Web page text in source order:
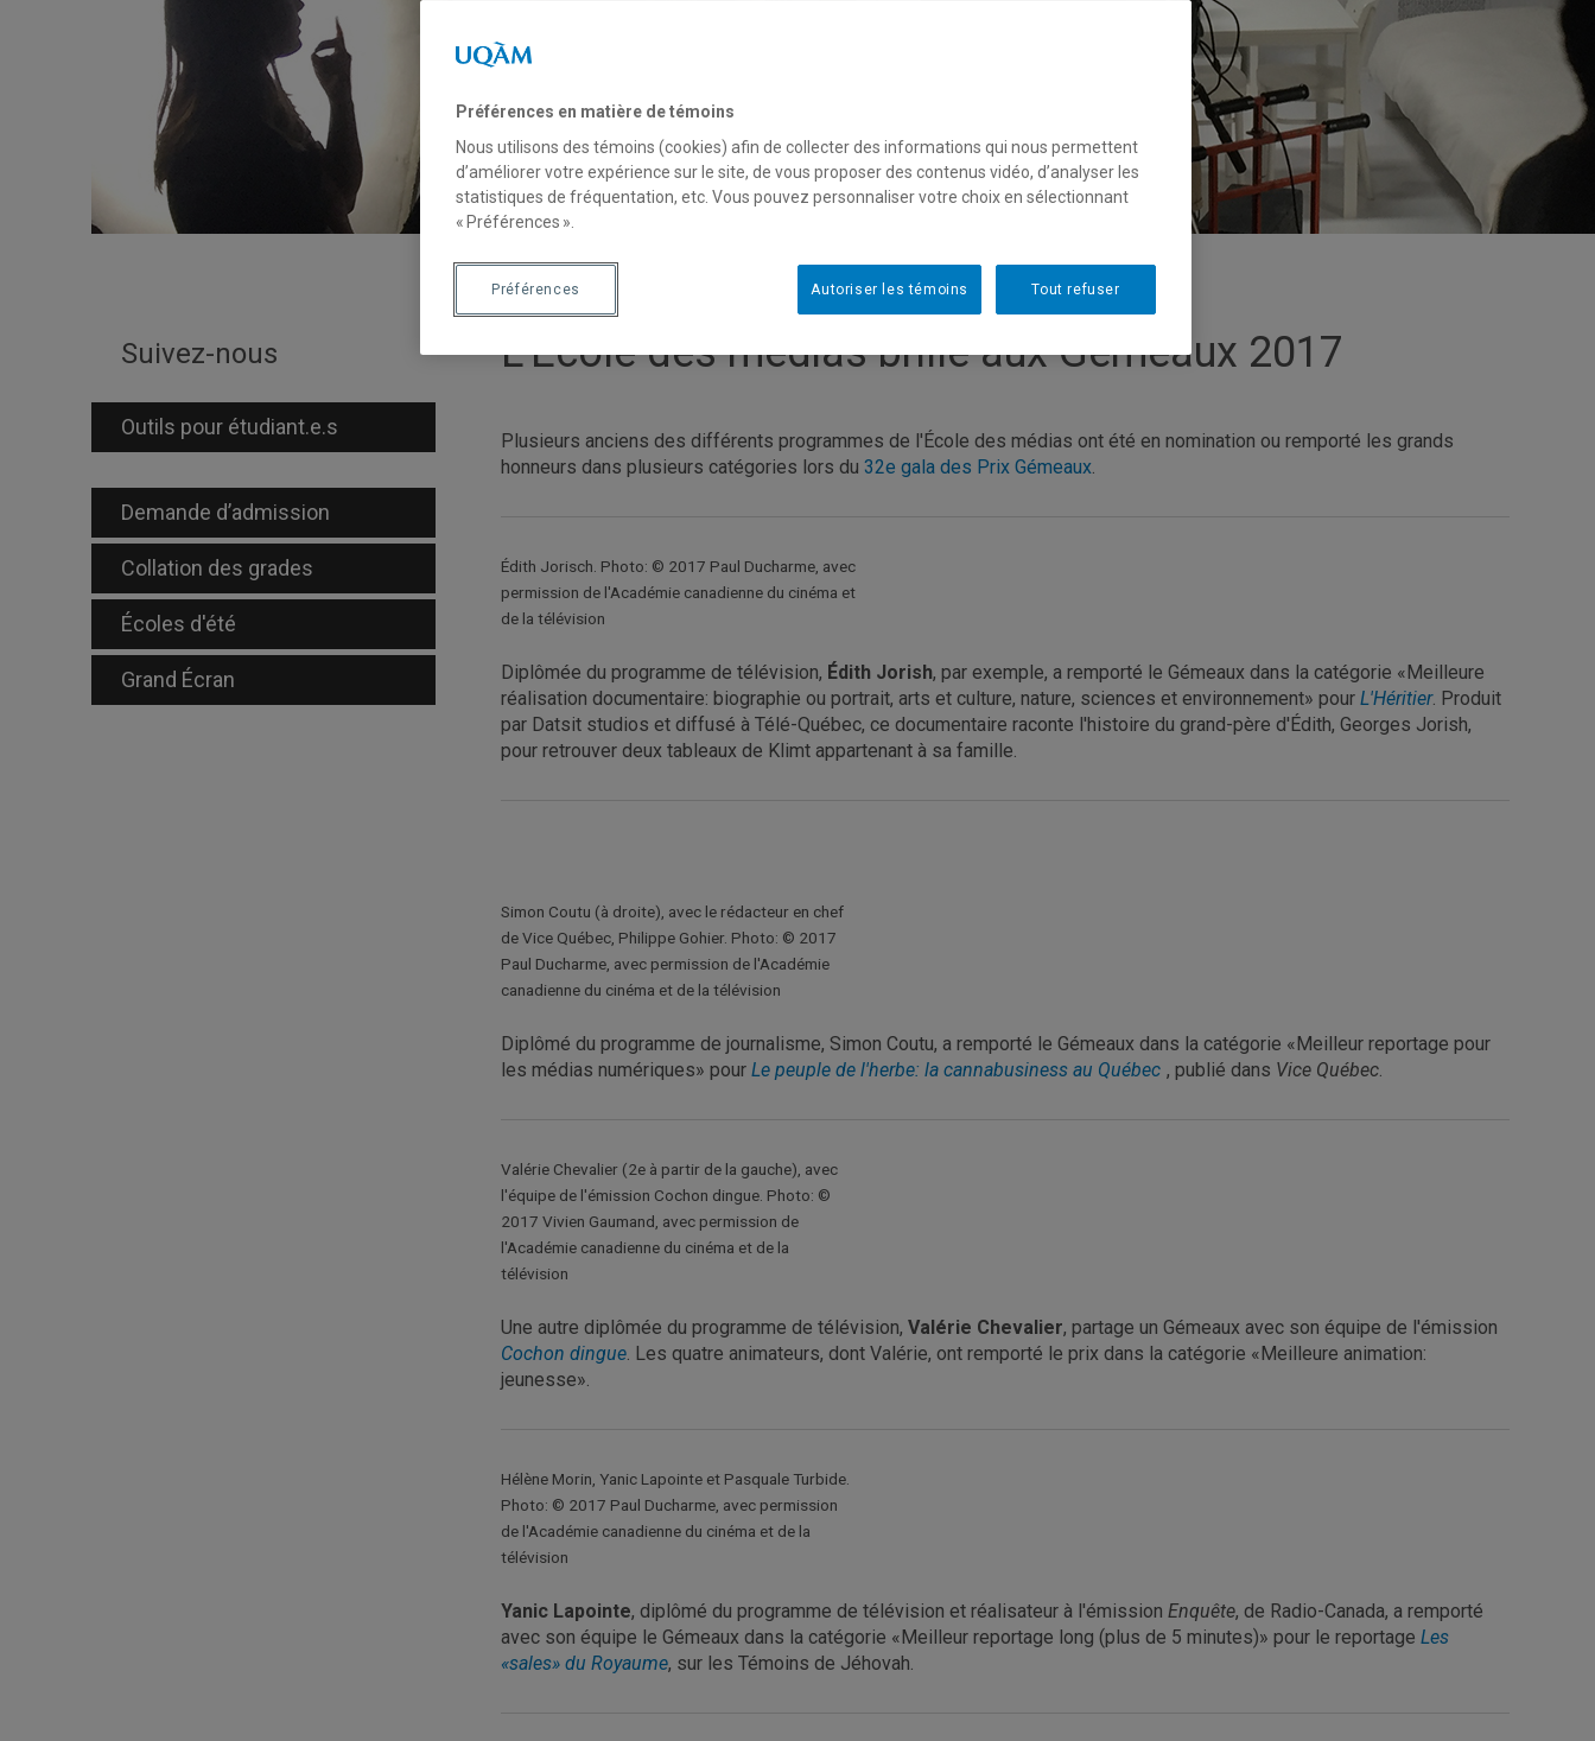
Suivez-nous
Outils pour étudiant.e.s
Demande d’admission
Collation des grades
Écoles d'été
Grand Écran
L'École des médias brille aux Gémeaux 2017
Plusieurs anciens des différents programmes de l'École des médias ont été en nomination ou remporté les grands
honneurs dans plusieurs catégories lors du 32e gala des Prix Gémeaux.
Édith Jorisch. Photo: © 2017 Paul Ducharme, avec
permission de l'Académie canadienne du cinéma et
de la télévision
Diplômée du programme de télévision, Édith Jorish, par exemple, a remporté le Gémeaux dans la catégorie «Meilleure
réalisation documentaire: biographie ou portrait, arts et culture, nature, sciences et environnement» pour L'Héritier. Produit
par Datsit studios et diffusé à Télé-Québec, ce documentaire raconte l'histoire du grand-père d'Édith, Georges Jorish,
pour retrouver deux tableaux de Klimt appartenant à sa famille.
Simon Coutu (à droite), avec le rédacteur en chef
de Vice Québec, Philippe Gohier. Photo: © 2017
Paul Ducharme, avec permission de l'Académie
canadienne du cinéma et de la télévision
Diplômé du programme de journalisme, Simon Coutu, a remporté le Gémeaux dans la catégorie «Meilleur reportage pour
les médias numériques» pour Le peuple de l'herbe: la cannabusiness au Québec , publié dans Vice Québec.
Valérie Chevalier (2e à partir de la gauche), avec
l'équipe de l'émission Cochon dingue. Photo: ©
2017 Vivien Gaumand, avec permission de
l'Académie canadienne du cinéma et de la
télévision
Une autre diplômée du programme de télévision, Valérie Chevalier, partage un Gémeaux avec son équipe de l'émission
Cochon dingue. Les quatre animateurs, dont Valérie, ont remporté le prix dans la catégorie «Meilleure animation:
jeunesse».
Hélène Morin, Yanic Lapointe et Pasquale Turbide.
Photo: © 2017 Paul Ducharme, avec permission
de l'Académie canadienne du cinéma et de la
télévision
Yanic Lapointe, diplômé du programme de télévision et réalisateur à l'émission Enquête, de Radio-Canada, a remporté
avec son équipe le Gémeaux dans la catégorie «Meilleur reportage long (plus de 5 minutes)» pour le reportage Les
«sales» du Royaume, sur les Témoins de Jéhovah.
Préférences en matière de témoins
Nous utilisons des témoins (cookies) afin de collecter des informations qui nous permettent
d’améliorer votre expérience sur le site, de vous proposer des contenus vidéo, d’analyser les
statistiques de fréquentation, etc. Vous pouvez personnaliser votre choix en sélectionnant
« Préférences ».
Tout refuser
Autoriser les témoins
Préférences